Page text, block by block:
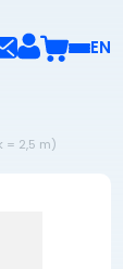
EN
= 2,5 m)